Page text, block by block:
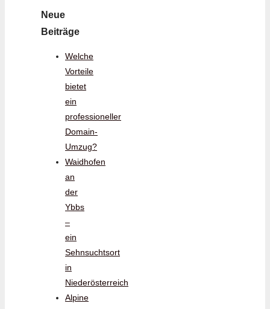
Neue
Beiträge
Welche
Vorteile
bietet
ein
professioneller
Domain-
Umzug?
Waidhofen
an
der
Ybbs
–
ein
Sehnsuchtsort
in
Niederösterreich
Alpine